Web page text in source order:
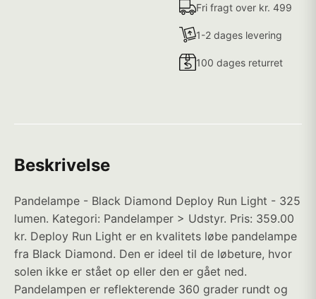
Fri fragt over kr. 499
1-2 dages levering
100 dages returret
Beskrivelse
Pandelampe - Black Diamond Deploy Run Light - 325
lumen. Kategori: Pandelamper > Udstyr. Pris: 359.00
kr. Deploy Run Light er en kvalitets løbe pandelampe
fra Black Diamond. Den er ideel til de løbeture, hvor
solen ikke er stået op eller den er gået ned.
Pandelampen er reflekterende 360 grader rundt og